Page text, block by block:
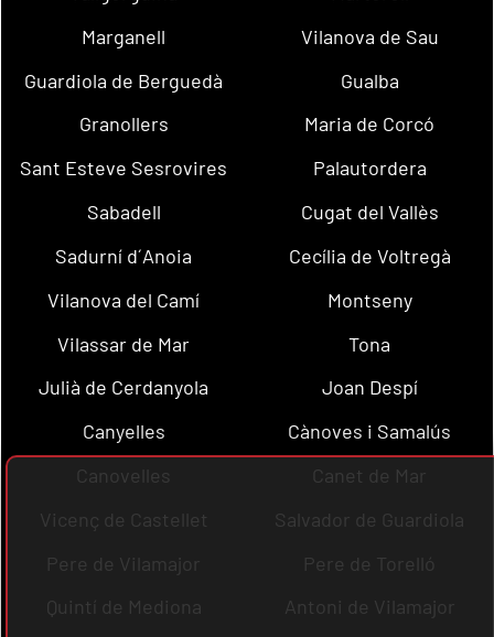
Marganell
Vilanova de Sau
Guardiola de Berguedà
Gualba
Granollers
Maria de Corcó
Sant Esteve Sesrovires
Palautordera
Sabadell
Cugat del Vallès
Sadurní d´Anoia
Cecília de Voltregà
Vilanova del Camí
Montseny
Vilassar de Mar
Tona
Julià de Cerdanyola
Joan Despí
Canyelles
Cànoves i Samalús
Canovelles
Canet de Mar
Vicenç de Castellet
Salvador de Guardiola
Pere de Vilamajor
Pere de Torelló
Quintí de Mediona
Antoni de Vilamajor